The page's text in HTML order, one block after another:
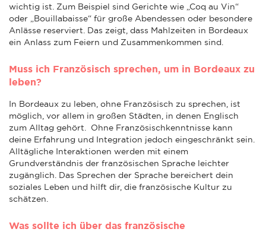
wichtig ist. Zum Beispiel sind Gerichte wie „Coq au Vin“
oder „Bouillabaisse“ für große Abendessen oder besondere
Anlässe reserviert. Das zeigt, dass Mahlzeiten in Bordeaux
ein Anlass zum Feiern und Zusammenkommen sind.
Muss ich Französisch sprechen, um in Bordeaux zu
leben?
In Bordeaux zu leben, ohne Französisch zu sprechen, ist
möglich, vor allem in großen Städten, in denen Englisch
zum Alltag gehört. Ohne Französischkenntnisse kann
deine Erfahrung und Integration jedoch eingeschränkt sein.
Alltägliche Interaktionen werden mit einem
Grundverständnis der französischen Sprache leichter
zugänglich. Das Sprechen der Sprache bereichert dein
soziales Leben und hilft dir, die französische Kultur zu
schätzen.
Was sollte ich über das französische